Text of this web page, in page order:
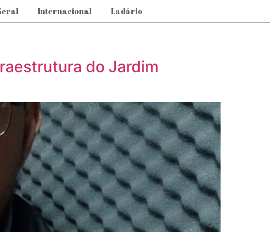
Internacional Ladário
do Jardim